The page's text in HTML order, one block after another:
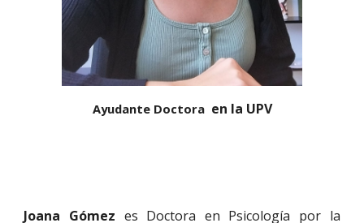
Ayudante Doctora en la UPV
Joana Gómez es Doctora en Psicología por la